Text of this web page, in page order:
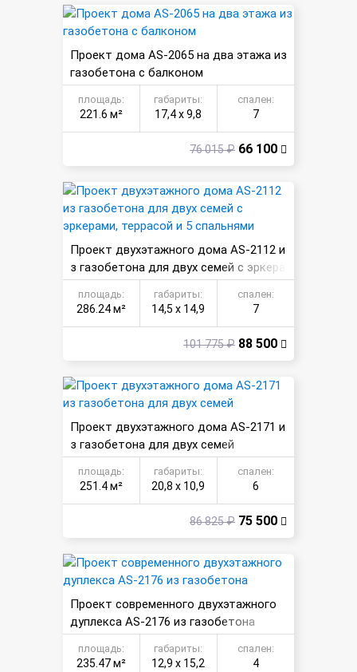
Проект дома AS-2065 на два этажа из
газобетона с балконом
площадь:
221.6 м²
габариты:
17,4 х 9,8
спален:
7
76 015 ₽ 66 100
Проект двухэтажного дома AS-2112 и
з газобетона для двух семей с эркера
ми, террасой и 5 спальнями
площадь:
286.24 м²
габариты:
14,5 х 14,9
спален:
7
101 775 ₽ 88 500
Проект двухэтажного дома AS-2171 и
з газобетона для двух семей
площадь:
251.4 м²
габариты:
20,8 х 10,9
спален:
6
86 825 ₽ 75 500
Проект современного двухэтажного
дуплекса AS-2176 из газобетона
площадь:
235.47 м²
габариты:
12,9 х 15,2
спален:
4